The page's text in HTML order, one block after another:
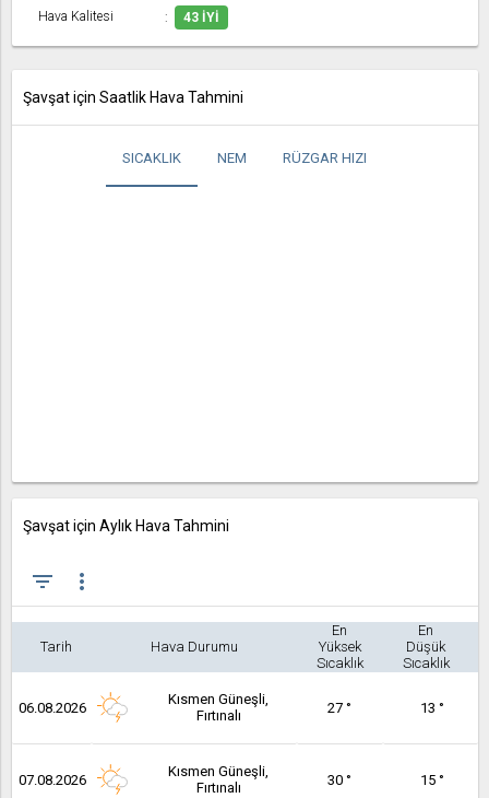
Hava Kalitesi
43 İYI
Şavşat için Saatlik Hava Tahmini
SICAKLIK NEM RÜZGAR HIZI
Şavşat için Aylık Hava Tahmini
filter_list more_vert
Tarih Hava Durumu
En
Yüksek
Sıcaklık
En
Düşük
Sıcaklık
06.08.2026
Kısmen Güneşli,
Fırtınalı
27 ° 13 °
07.08.2026
Kısmen Güneşli,
Fırtınalı
30 ° 15 °